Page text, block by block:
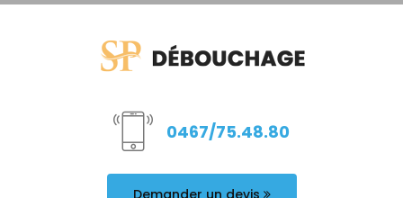
0467/75.48.80
Demander un devis